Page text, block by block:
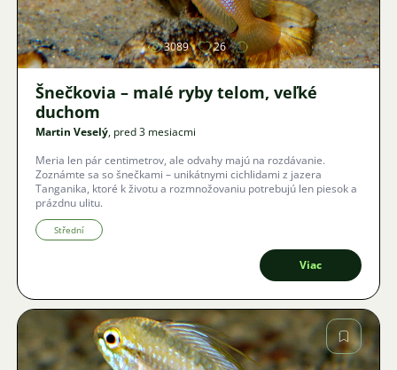
3089 26
Šnečkovia – malé ryby telom, veľké
duchom
Martin Veselý, pred 3 mesiacmi
Meria len pár centimetrov, ale odvahy majú na rozdávanie.
Zoznámte sa so šnečkami – unikátnymi cichlidami z jazera
Tanganika, ktoré k životu a rozmnožovaniu potrebujú len piesok a
prázdnu ulitu.
Střední
Viac